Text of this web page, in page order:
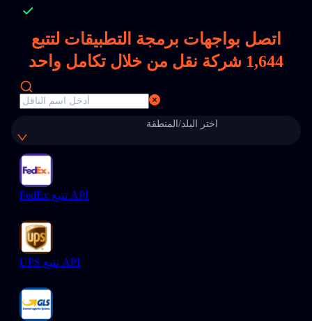
اتصل بواجهات برمجة التطبيقات لتتبع
1,644 شركة نقل من خلال تكامل واحد
اختر البلد/المنطقة
FedEx تتبع API
UPS تتبع API